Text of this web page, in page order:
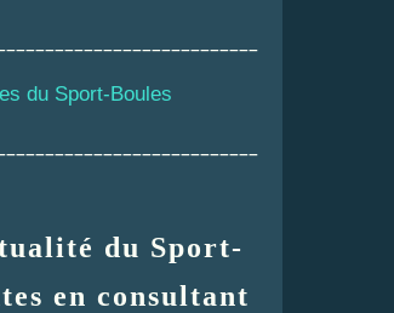
du Sport-Boules
du Sport-
en consultant